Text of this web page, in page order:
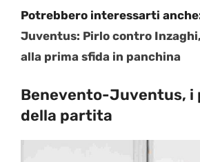
Potrebbero interessarti
Juventus: Pirlo contro
alla prima sfida in panchina
Benevento-Juventus, i
della partita